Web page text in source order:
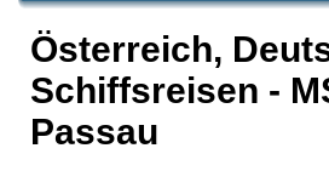
Österreich,
Schiffsreisen -
Passau